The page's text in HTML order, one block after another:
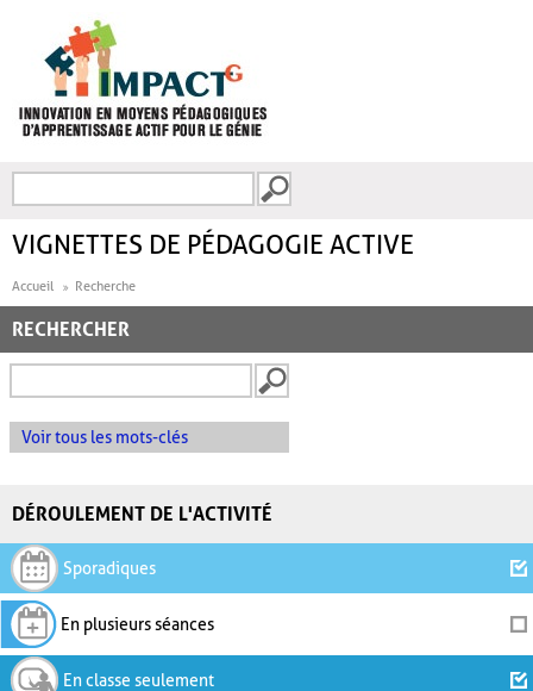
FORMULAIRE DE
VIGNETTES DE PÉDAGOGIE ACTIVE
Accueil Recherche
RECHERCHER
Voir tous les mots-clés
DÉROULEMENT DE L'ACTIVITÉ
Sporadiques
En plusieurs séances
En classe seulement